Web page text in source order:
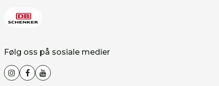
Følg oss på sosiale medier